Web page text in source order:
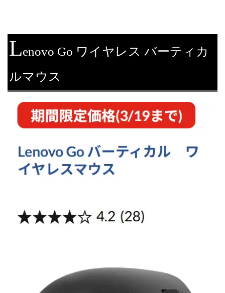
Lenovo Go ワイヤレス バーティカ
ルマウス